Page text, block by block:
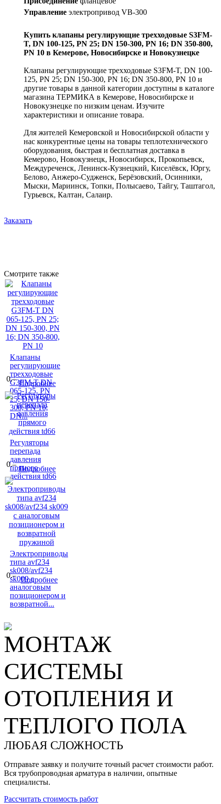
Управление электропривод VB-300
Купить клапаны регулирующие трехходовые S3FM-
T, DN 100-125, PN 25; DN 150-300, PN 16; DN 350-800,
PN 10 в Кемерове, Новосибирске и Новокузнецке
Клапаны регулирующие трехходовые S3FM-T, DN 100-
125, PN 25; DN 150-300, PN 16; DN 350-800, PN 10 и
другие товары в данной категории доступны в каталоге
магазина ТЕРМИКА в Кемерове, Новосибирске и
Новокузнецке по низким ценам. Изучите
характеристики и описание товара.
Для жителей Кемеровской и Новосибирской области у
нас конкурентные цены на товары теплотехнического
оборудования, быстрая и бесплатная доставка в
Кемерово, Новокузнецк, Новосибирск, Прокопьевск,
Междуреченск, Ленинск-Кузнецкий, Киселёвск, Юргу,
Белово, Анжеро-Судженск, Берёзовский, Осинники,
Мыски, Мариинск, Топки, Полысаево, Тайгу, Таштагол,
Гурьевск, Калтан, Салаир.
Заказать
Смотрите также
Клапаны
регулирующие
трехходовые
G3FM-T DN
065-125, PN
25; DN 150-
300, PN 16;
DN...
0.–
Подробнее
Регуляторы
перепада
давления
прямого
действия td66
0.–
Подробнее
Электроприводы
типа avf234
sk008/avf234
sk009 с
аналоговым
позиционером и
возвратной...
0.–
Подробнее
МОНТАЖ
СИСТЕМЫ
ОТОПЛЕНИЯ И
ТЕПЛОГО ПОЛА
ЛЮБАЯ СЛОЖНОСТЬ
Отправьте заявку и получите точный расчет стоимости работ.
Вся трубопроводная арматура в наличии, опытные
специалисты.
Рассчитать стоимость работ